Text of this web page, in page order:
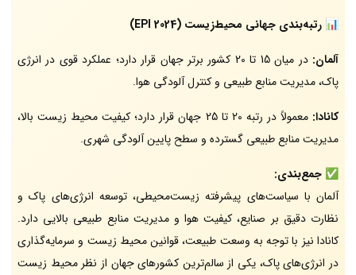
📊 رتبه‌بندی جهانی محیط‌زیست (EPI 2024)
آلمان:
در میان 15 تا 20 کشور برتر جهان قرار دارد؛ عملکرد قوی در انرژی
پاک، مدیریت منابع طبیعی و کنترل آلودگی هوا.
کانادا:
معمولاً در رتبه 20 تا 25 جهان قرار دارد؛ کیفیت محیط زیست بالا،
مدیریت منابع طبیعی گسترده و سطح پایین آلودگی شهری.
✅ جمع‌بندی:
آلمان با سیاست‌های پیشرفته زیست‌محیطی، توسعه انرژی‌های پاک و
نظارت دقیق بر صنایع، کیفیت هوا و مدیریت منابع طبیعی بالایی دارد.
کانادا نیز با توجه به وسعت طبیعت، قوانین محیط زیست و سرمایه‌گذاری
در انرژی‌های پاک، یکی از سالم‌ترین کشورهای جهان از نظر محیط زیست